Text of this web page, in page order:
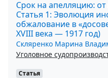
Срок на апелляцию:
Статья 1: Эволюция
обжалование в
XVIII века — 1917 год)
Скляренко Марина
Уголовное
Статья